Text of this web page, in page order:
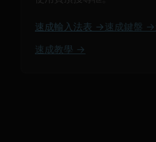
速成輸入法表 → 速成鍵盤 →
速成教學 →